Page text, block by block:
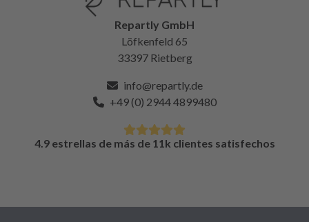
Repartly GmbH
Löfkenfeld 65
33397 Rietberg
info@repartly.de
+49 (0) 2944 4899480
4.9 estrellas de más de 11k clientes satisfechos